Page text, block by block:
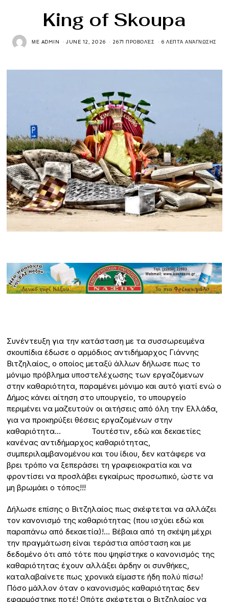
King of Skoupa
ΜΕ ADMIN JUNE 12, 2026 2671 ΠΡΟΒΟΛΈΣ 6 ΛΕΠΤΆ ΑΝΆΓΝΩΣΗΣ
Συνέντευξη για την κατάσταση με τα συσσωρευμένα
σκουπίδια έδωσε ο αρμόδιος αντιδήμαρχος Γιάννης
Βιτζηλαίος, ο οποίος μεταξύ άλλων δήλωσε πως το
μόνιμο πρόβλημα υποστελέχωσης των εργαζόμενων
στην καθαριότητα, παραμένει μόνιμο και αυτό γιατί ενώ ο
Δήμος κάνει αίτηση στο υπουργείο, το υπουργείο
περιμένει να μαζευτούν οι αιτήσεις από όλη την Ελλάδα,
για να προκηρύξει θέσεις εργαζομένων στην
καθαριότητα… Τουτέστιν, εδώ και δεκαετίες
κανένας αντιδήμαρχος καθαριότητας,
συμπεριλαμβανομένου και του ίδιου, δεν κατάφερε να
βρει τρόπο να ξεπεράσει τη γραφειοκρατία και να
φροντίσει να προσλάβει εγκαίρως προσωπικό, ώστε να
μη βρωμάει ο τόπος!!!
Δήλωσε επίσης ο Βιτζηλαίος πως σκέφτεται να αλλάζει
τον κανονισμό της καθαριότητας (που ισχύει εδώ και
παραπάνω από δεκαετία)!… Βέβαια από τη σκέψη μέχρι
την πραγμάτωση είναι τεράστια απόσταση και με
δεδομένο ότι από τότε που ψηφίστηκε ο κανονισμός της
καθαριότητας έχουν αλλάξει άρδην οι συνθήκες,
καταλαβαίνετε πως χρονικά είμαστε ήδη πολύ πίσω!
Πόσο μάλλον όταν ο κανονισμός καθαριότητας δεν
εφαρμόστηκε ποτέ! Οπότε σκέφτεται ο Βιτζηλαίος να